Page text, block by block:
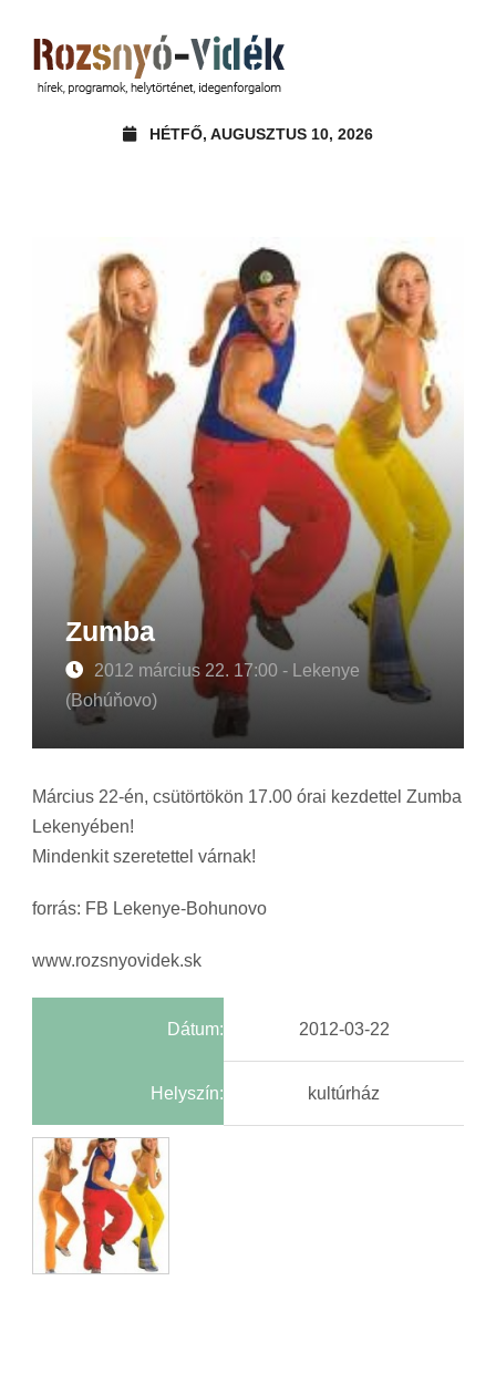
HÉTFŐ, AUGUSZTUS 10, 2026
Zumba
2012 március 22. 17:00 - Lekenye
(Bohúňovo)
Március 22-én, csütörtökön 17.00 órai kezdettel Zumba
Lekenyében!
Mindenkit szeretettel várnak!
forrás: FB Lekenye-Bohunovo
www.rozsnyovidek.sk
Dátum: 2012-03-22
Helyszín: kultúrház